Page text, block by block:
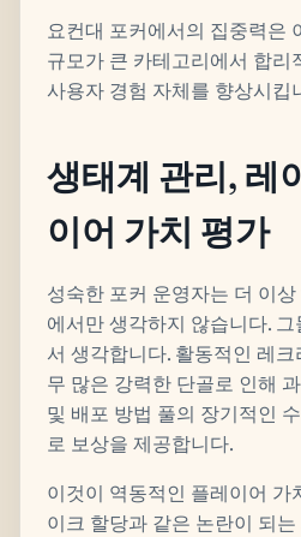
요컨대 포커에서의 집중력은
규모가 큰 카테고리에서 합리
사용자 경험 자체를 향상시킵
생태계 관리, 레
이어 가치 평가
성숙한 포커 운영자는 더 이
에서만 생각하지 않습니다.
서 생각합니다. 활동적인 레
무 많은 강력한 단골로 인해
및 배포 방법 풀의 장기적인
로 보상을 제공합니다.
이것이 역동적인 플레이어 가
이크 할당과 같은 논란이 되